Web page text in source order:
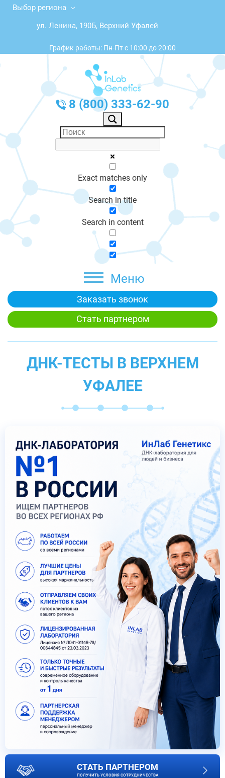
Выбор региона
ул. Ленина, 190Б, Верхний Уфалей
График работы: Пн-Пт с 10:00 до 20:00
8 (800) 333-62-90
Exact matches only
Search in title
Search in content
Меню
Заказать звонок
Стать партнером
ДНК-ТЕСТЫ В ВЕРХНЕМ
УФАЛЕЕ
СТАТЬ ПАРТНЕРОМ
ПОЛУЧИТЬ УСЛОВИЯ СОТРУДНИЧЕСТВА